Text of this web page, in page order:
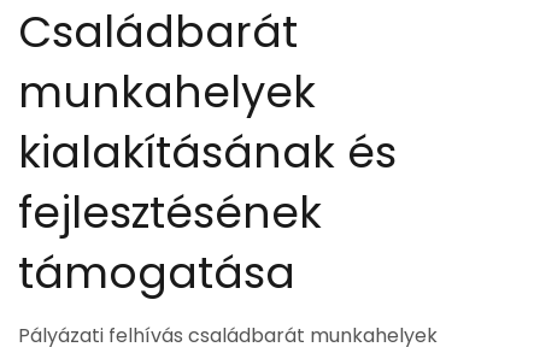
Családbarát
munkahelyek
kialakításának és
fejlesztésének
támogatása
Pályázati felhívás családbarát munkahelyek